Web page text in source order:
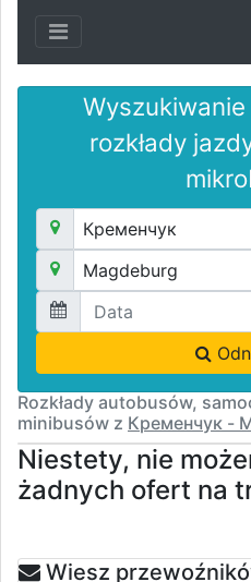
Toggle navigation
rozkłady
Кременчук
Magdeburg
Rozkłady autobusów,
minibusów z Кременчук -
Niestety, nie
żadnych ofert na
Wiesz